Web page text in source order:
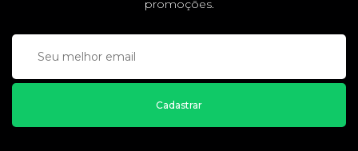
promoções.
Cadastrar